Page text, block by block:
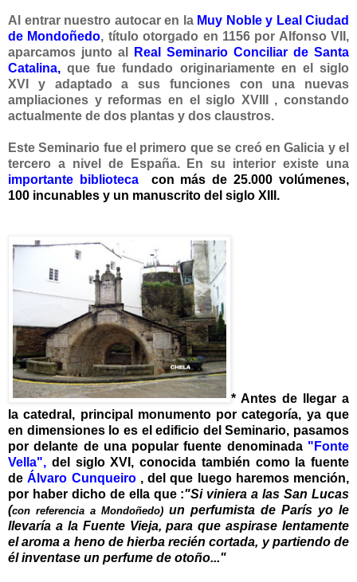
Al entrar nuestro autocar en la Muy Noble y Leal Ciudad
de Mondoñedo, título otorgado en 1156 por Alfonso VII,
aparcamos junto al
Real Seminario Conciliar de Santa
Catalina, que fue fundado originariamente en el siglo
XVI y adaptado a sus funciones con una nuevas
ampliaciones y reformas en el siglo XVIII , constando
actualmente de dos plantas y dos claustros.
Este Seminario fue el primero que se creó en Galicia y el
tercero a nivel de España. En su interior existe una
importante biblioteca
con más de 25.000 volúmenes,
100 incunables y un manuscrito del siglo XIII.
* Antes de llegar a
la catedral, principal monumento por categoría, ya que
en dimensiones lo es el edificio del Seminario, pasamos
por delante de una popular fuente denominada "Fonte
Vella", del siglo XVI, conocida también como la fuente
deÁlvaro Cunqueiro, del que luego haremos mención,
por haber dicho de ella que :"Si viniera a las San Lucas
(con referencia a Mondoñedo) un perfumista de París yo le
llevaría a la Fuente Vieja, para que aspirase lentamente
el aroma a heno de hierba recién cortada, y partiendo de
él inventase un perfume de otoño..."